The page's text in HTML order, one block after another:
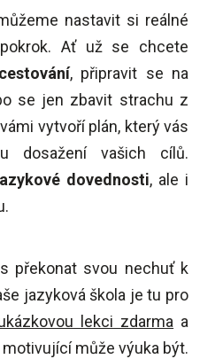
nastavit si reálné
Ať už se chcete
, připravit se na
se jen zbavit strachu z
vytvoří plán, který vás
dosažení vašich cílů.
dovednosti, ale i
překonat svou nechuť k
jazyková škola je tu pro
lekci zdarma a
může výuka být.